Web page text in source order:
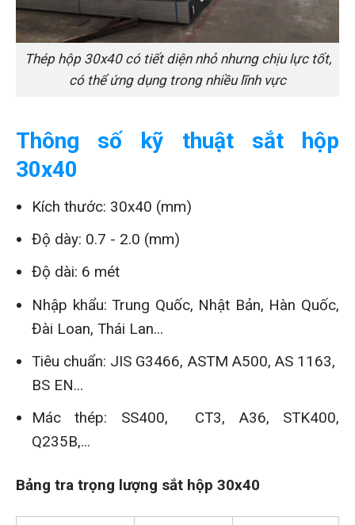
Thép hộp 30x40 có tiết diện nhỏ nhưng chịu lực tốt,
có thể ứng dụng trong nhiều lĩnh vực
Thông số kỹ thuật sắt hộp
30x40
Kích thước: 30x40 (mm)
Độ dày: 0.7 - 2.0 (mm)
Độ dài: 6 mét
Nhập khẩu: Trung Quốc, Nhật Bản, Hàn Quốc,
Đài Loan, Thái Lan...
Tiêu chuẩn: JIS G3466, ASTM A500, AS 1163,
BS EN...
Mác thép: SS400, CT3, A36, STK400,
Q235B,...
Bảng tra trọng lượng sắt hộp 30x40